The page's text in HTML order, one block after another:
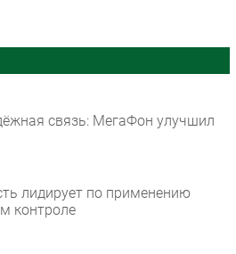
связь: МегаФон улучшил
лидирует по применению
контроле